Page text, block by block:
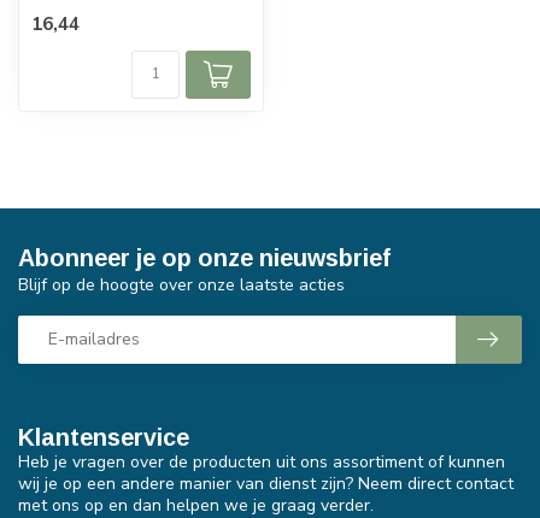
16,44
Klantenservice
Heb je vragen over de producten uit ons assortiment of kunnen
wij je op een andere manier van dienst zijn? Neem direct contact
met ons op en dan helpen we je graag verder.
Abonneer je op onze nieuwsbrief
Blijf op de hoogte over onze laatste acties